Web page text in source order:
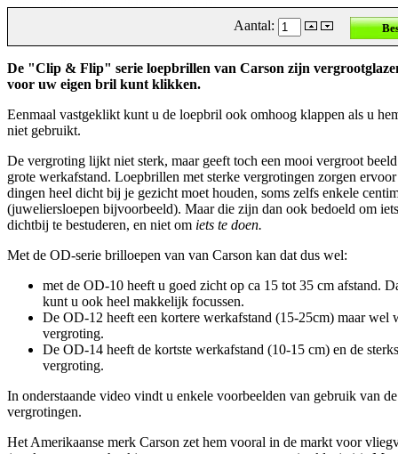
Aantal:
De "Clip & Flip" serie loepbrillen van Carson zijn
voor uw eigen bril kunt klikken.
Eenmaal vastgeklikt kunt u de loepbril ook omhoog klappen als u
niet gebruikt.
De vergroting lijkt niet sterk, maar geeft toch een mooi vergroot
grote werkafstand. Loepbrillen met sterke vergrotingen zorgen
dingen heel dicht bij je gezicht moet houden, soms zelfs enkele
(juweliersloepen bijvoorbeeld). Maar die zijn dan ook bedoeld om
dichtbij te bestuderen, en niet om iets te doen.
Met de OD-serie brilloepen van van Carson kan dat dus wel:
met de OD-10 heeft u goed zicht op ca 15 tot 35 cm afstand.
kunt u ook heel makkelijk focussen.
De OD-12 heeft een kortere werkafstand (15-25cm) maar wel
vergroting.
De OD-14 heeft de kortste werkafstand (10-15 cm) en de
vergroting.
In onderstaande video vindt u enkele voorbeelden van gebruik van
vergrotingen.
Het Amerikaanse merk Carson zet hem vooral in de markt voor